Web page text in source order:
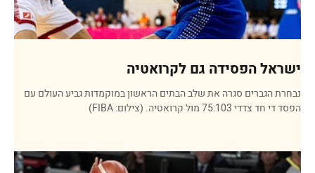
ישראל הפסידה גם לקרואטיה
נבחרת הגברים סגרה את שלב הבתים הראשון במוקמדות גביע העולם עם
הפסד די חד צדדי 75:103 מול קרואטיה. (צילום: FIBA)